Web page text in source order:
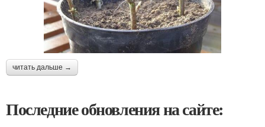
читать дальше →
Последние обновления на сайте: